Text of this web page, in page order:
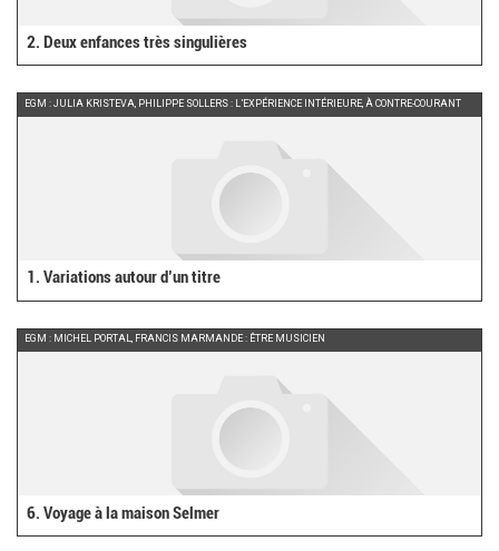
2. Deux enfances très singulières
EGM : JULIA KRISTEVA, PHILIPPE SOLLERS : L’EXPÉRIENCE INTÉRIEURE, À CONTRE-COURANT
1. Variations autour d’un titre
EGM : MICHEL PORTAL, FRANCIS MARMANDE : ÊTRE MUSICIEN
6. Voyage à la maison Selmer